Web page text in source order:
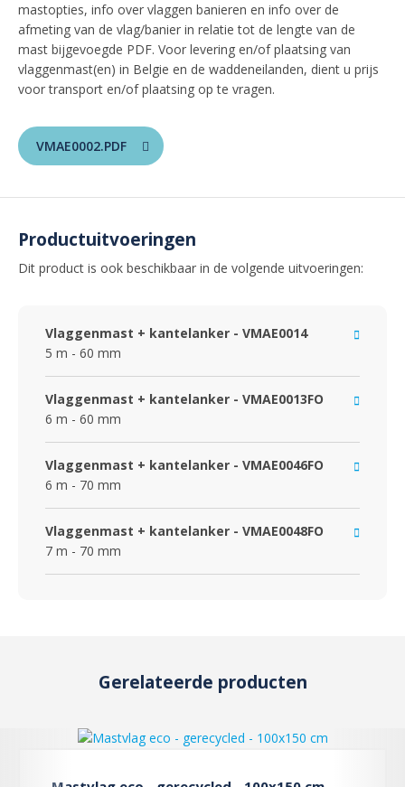
mastopties, info over vlaggen banieren en info over de
afmeting van de vlag/banier in relatie tot de lengte van de
mast bijgevoegde PDF. Voor levering en/of plaatsing van
vlaggenmast(en) in Belgie en de waddeneilanden, dient u prijs
voor transport en/of plaatsing op te vragen.
VMAE0002.PDF
Productuitvoeringen
Dit product is ook beschikbaar in de volgende uitvoeringen:
Vlaggenmast + kantelanker - VMAE0014
5 m - 60 mm
Vlaggenmast + kantelanker - VMAE0013FO
6 m - 60 mm
Vlaggenmast + kantelanker - VMAE0046FO
6 m - 70 mm
Vlaggenmast + kantelanker - VMAE0048FO
7 m - 70 mm
Gerelateerde producten